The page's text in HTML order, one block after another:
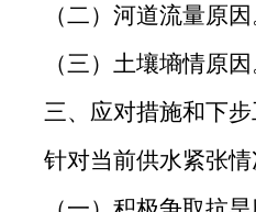
（二）河道流量原
（三）土壤墒情原
三、应对措施和下
针对当前供水紧张